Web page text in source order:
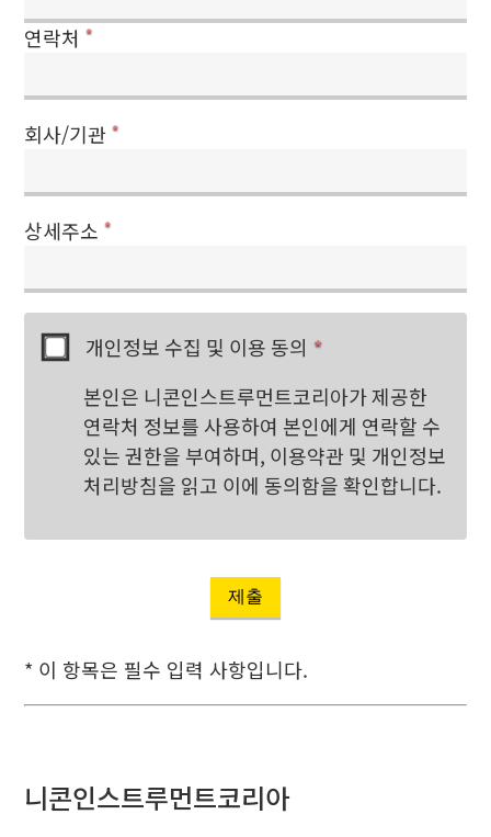
연락처*
회사/기관*
상세주소*
개인정보 수집 및 이용 동의 *
본인은 니콘인스트루먼트코리아가 제공한
연락처 정보를 사용하여 본인에게 연락할 수
있는 권한을 부여하며, 이용약관 및 개인정보
처리방침을 읽고 이에 동의함을 확인합니다.
제출
* 이 항목은 필수 입력 사항입니다.
니콘인스트루먼트코리아